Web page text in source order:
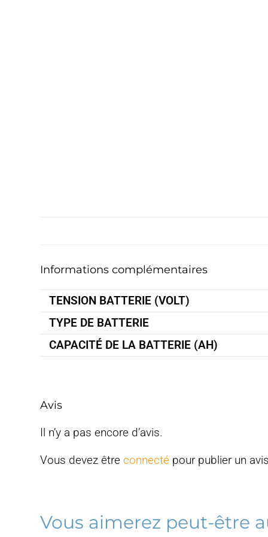
Informations complémentaires
TENSION BATTERIE (VOLT)
TYPE DE BATTERIE
CAPACITÉ DE LA BATTERIE (AH)
Avis
Il n’y a pas encore d’avis.
Vous devez êtreconnecté pour publier un
Vous aimerez peut-être